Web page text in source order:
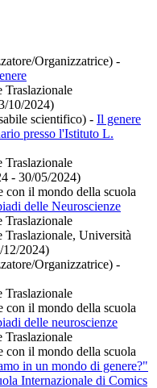
Organizzatrice) -
10/2024)
scientifico) - Il genere
presso l'Istituto L.
- 30/05/2024)
il mondo della scuola
delle Neuroscienze
Università
12/2024)
Organizzatrice) -
il mondo della scuola
delle neuroscienze
il mondo della scuola
in un mondo di genere?"
Internazionale di Comics